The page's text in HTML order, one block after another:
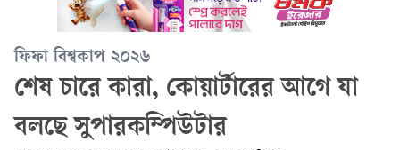
ফিফা বিশ্বকাপ ২০২৬
শেষ চারে কারা, কোয়ার্টারের আগে যা
বলছে সুপারকম্পিউটার